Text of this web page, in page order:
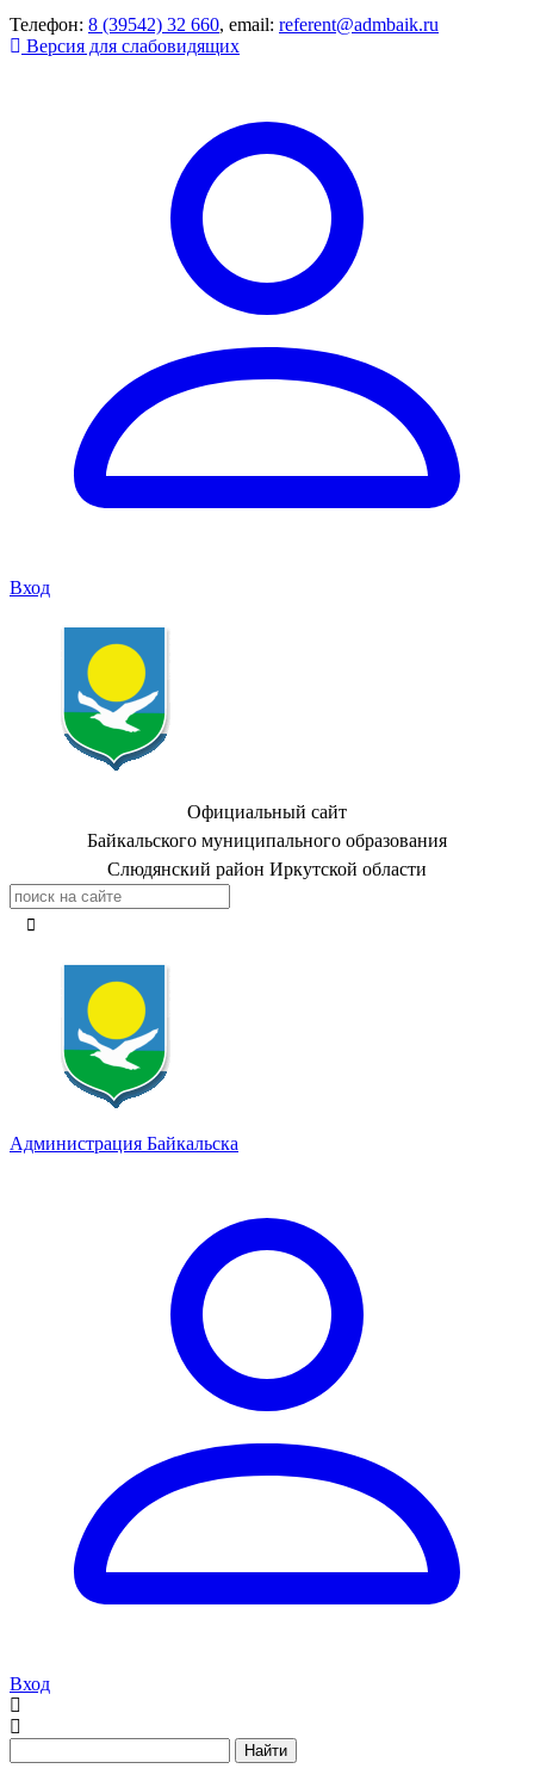
Телефон: 8 (39542) 32 660, email: referent@admbaik.ru
Версия для слабовидящих
Вход
Официальный сайт
Байкальского муниципального образования
Слюдянский район Иркутской области
Администрация Байкальска
Вход
Найти